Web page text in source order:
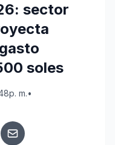
sector
soles
m.•